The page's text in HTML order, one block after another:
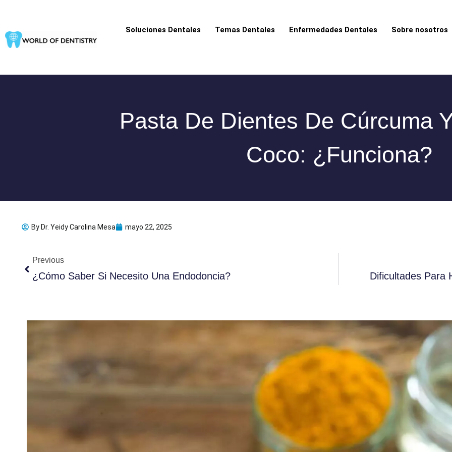
contenido
Soluciones Dentales Temas Dentales Enfermedades Dentales Sobre nosotros
Pasta De Dientes De Cúrcuma
Coco: ¿funciona?
By Dr. Yeidy Carolina Mesa mayo 22, 2025
Previous
¿Cómo Saber Si Necesito Una Endodoncia? Dificultades Para